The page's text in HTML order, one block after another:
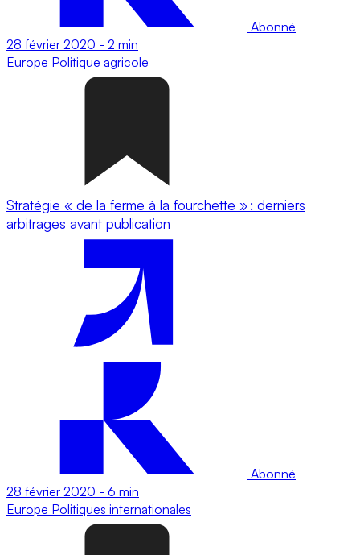
Abonné
28 février 2020 - 2 min
Europe Politique agricole
Stratégie « de la ferme à la fourchette » : derniers
arbitrages avant publication
Abonné
28 février 2020 - 6 min
Europe Politiques internationales